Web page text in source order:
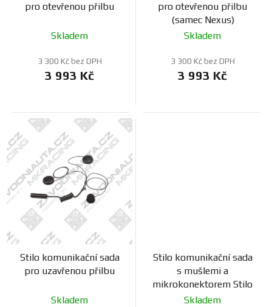
pro otevřenou přilbu
Skladem
3 300 Kč bez DPH
3 993 Kč
pro otevřenou přilbu
(samec Nexus)
Skladem
3 300 Kč bez DPH
3 993 Kč
Stilo komunikační sada
pro uzavřenou přilbu
Skladem
Stilo komunikační sada
s mušlemi a
mikrokonektorem Stilo
Skladem